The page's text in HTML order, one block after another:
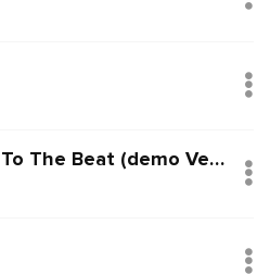
Back That Up To The Beat (demo Version)